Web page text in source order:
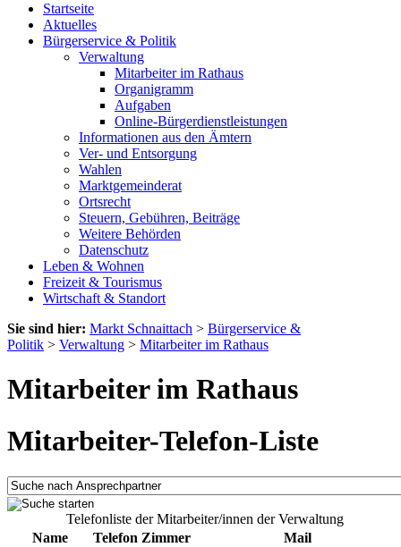
Startseite
Aktuelles
Bürgerservice & Politik
Verwaltung
Mitarbeiter im Rathaus
Organigramm
Aufgaben
Online-Bürgerdienstleistungen
Informationen aus den Ämtern
Ver- und Entsorgung
Wahlen
Marktgemeinderat
Ortsrecht
Steuern, Gebühren, Beiträge
Weitere Behörden
Datenschutz
Leben & Wohnen
Freizeit & Tourismus
Wirtschaft & Standort
Sie sind hier: Markt Schnaittach > Bürgerservice &
Politik > Verwaltung > Mitarbeiter im Rathaus
Mitarbeiter im Rathaus
Mitarbeiter-Telefon-Liste
Telefonliste der Mitarbeiter/innen der Verwaltung
Name
Telefon Zimmer
Mail